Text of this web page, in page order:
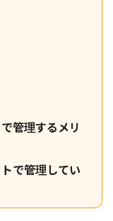
管理するメリ
で管理してい